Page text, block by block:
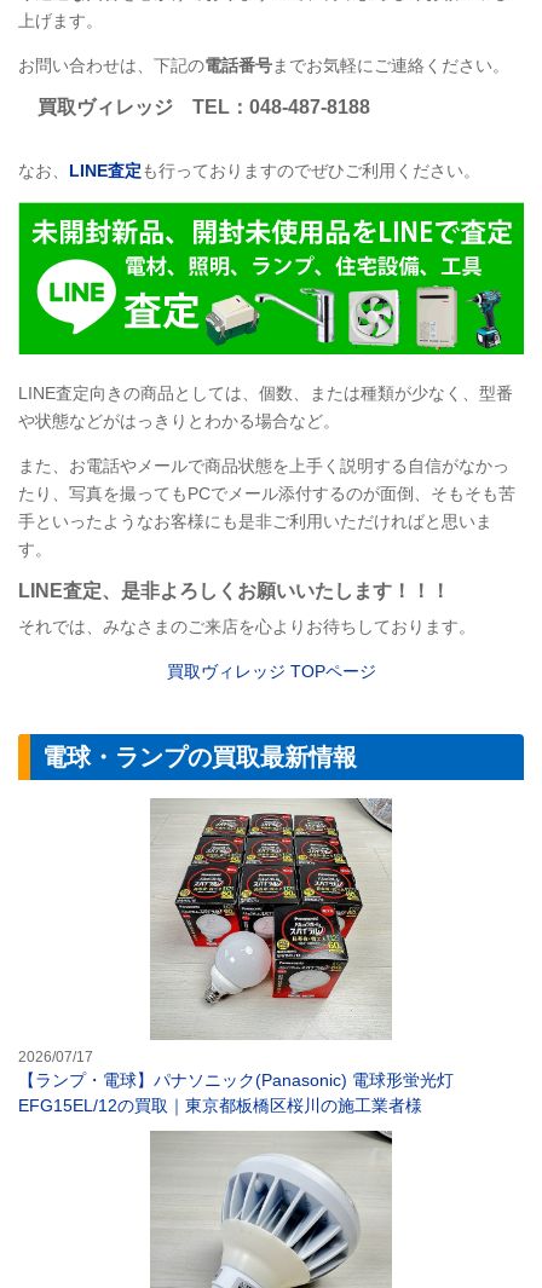
上げます。
お問い合わせは、下記の電話番号までお気軽にご連絡ください。
買取ヴィレッジ TEL ：048-487-8188
なお、 LINE査定も行っておりますのでぜひご利用ください。
LINE査定向きの商品としては、個数、または種類が少なく、型番
や状態などがはっきりとわかる場合など。
また、お電話やメールで商品状態を上手く説明する自信がなかっ
たり、写真を撮ってもPCでメール添付するのが面倒、そもそも苦
手といったようなお客様にも是非ご利用いただければと思いま
す。
LINE査定、是非よろしくお願いいたします！！！
それでは、みなさまのご来店を心よりお待ちしております。
買取ヴィレッジ TOPページ
電球・ランプの買取最新情報
2026/07/17
【ランプ・電球】パナソニック(Panasonic) 電球形蛍光灯
EFG15EL/12の買取｜東京都板橋区桜川の施工業者様